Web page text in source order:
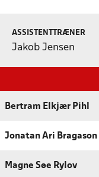
ASSISTENTTRÆNER
Jakob Jensen
Bertram Elkjær Pihl
Jonatan Ari Bragason
Magne Søe Rylov